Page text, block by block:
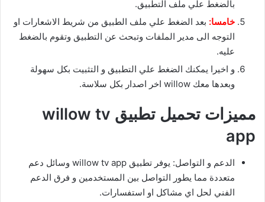
بالضغط علي ملف التطبيق.
خامسا: بعد الضغط علي ملف الطبيق من شريط الاشعارات او
التوجه الى مدير الملفات وتبحث عن التطبيق وتقوم بالضغط
عليه.
و اخيرا يمكنك الضغط علي التطبيق و التثبيت بكل سهولة
وبعدها معك willow اخر اصدار بكل سلاسة.
مميزات تحميل تطبيق willow tv
app
الدعم و التواصل: يوفر تطبيق willow tv app وسائل دعم
متعددة مما يطور التواصل بين المستخدمين و فرق الدعم
الفني لحل اي مشاكل او استفسارات.